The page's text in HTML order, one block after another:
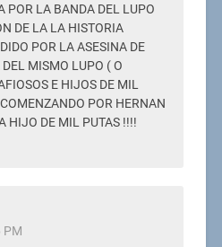
POR LA BANDA DEL LUPO
DE LA LA HISTORIA
POR LA ASESINA DE
MISMO LUPO ( O
E HIJOS DE MIL
POR HERNAN
HIJO DE MIL PUTAS !!!!
PM